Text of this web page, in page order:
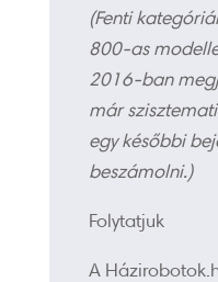
(Fenti
800-as
2016-ban
már
egy későbbi
beszámolni.)
Folytatjuk
A